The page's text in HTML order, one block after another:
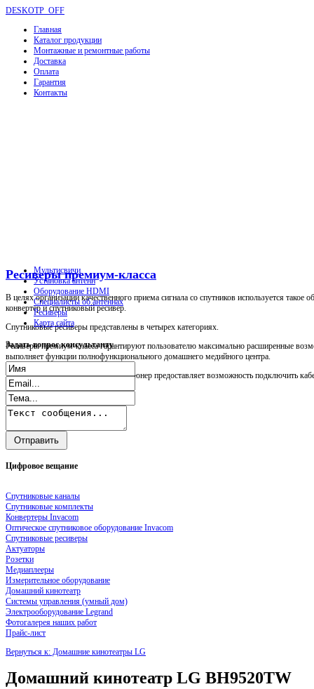
DESKOTP_OFF
Главная
Каталог продукции
Монтажные и ремонтные работы
Доставка
Оплата
Гарантия
Контакты
Ресиверы премиум-класса
В целях организации качественного приема сигнала со спутников используется такое
конвертер и спутниковый ресивер.
Спутниковые ресиверы представлены в четырех категориях.
Ресиверы премиум-класса гарантируют пользователю максимально расширенные
выполняет функции полнофункционального домашнего медийного центра.
Прежде всего, следует сказать, что тюнер предоставляет возможность подключить
Мультисвичи
Установка антенн
Оборудование HDMI
Специалисты об антеннах
Ресиверы
Карта сайта
Задатьвопрос консультанту
Цифровое вещание
Спутниковые каналы
Спутниковые комплекты
Конвертеры Invacom
Оптическое спутниковое оборудование Invacom
Спутниковые ресиверы
Актуаторы
Розетки
Медиаплееры
Измерительное оборудование
Домашний кинотеатр
Системы управления (умный дом)
Электрооборудование Legrand
Фотогалерея наших работ
Прайс-лист
Вернуться к: Домашние кинотеатры LG
Домашний кинотеатр LG BH9520TW